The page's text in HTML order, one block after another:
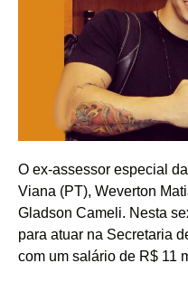
O ex-assessor especial
Viana (PT), Weverton
Gladson Cameli. Nesta
para atuar na Secretaria
com um salário de R$ 11